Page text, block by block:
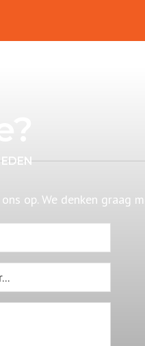
op. We denken graag